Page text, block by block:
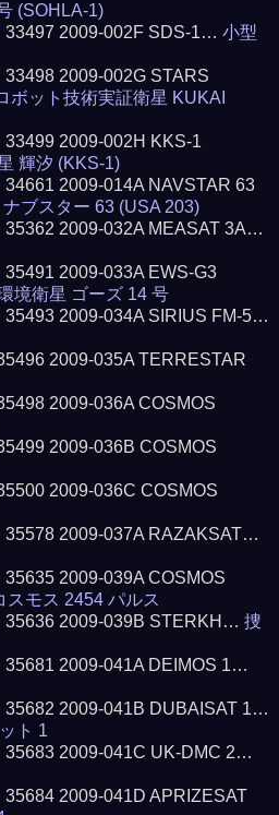
(SOHLA-1)
33497 2009-002F SDS-1…小型
33498 2009-002G STARS
ボット技術実証衛星 KUKAI
33499 2009-002H KKS-1
輝汐 (KKS-1)
34661 2009-014A NAVSTAR 63
ブスター 63 (USA 203)
35362 2009-032A MEASAT 3A…
35491 2009-033A EWS-G3
境衛星 ゴーズ 14 号
35493 2009-034A SIRIUS FM-5…
2009-035A TERRESTAR
2009-036A COSMOS
2009-036B COSMOS
2009-036C COSMOS
35578 2009-037A RAZAKSAT…
35635 2009-039A COSMOS
スモス 2454 パルス
35636 2009-039B STERKH…捜
35681 2009-041A DEIMOS 1…
35682 2009-041B DUBAISAT 1…
ト 1
35683 2009-041C UK-DMC 2…
35684 2009-041D APRIZESAT